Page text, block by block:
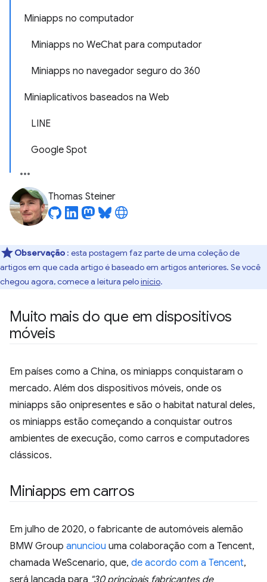
Miniapps no computador
Miniapps no WeChat para computador
Miniapps no navegador seguro do 360
Miniaplicativos baseados na Web
LINE
Google Spot
Thomas Steiner
Observação : esta postagem faz parte de uma coleção de
artigos em que cada artigo é baseado em artigos anteriores. Se você
chegou agora, comece a leitura peloinício.
Muito mais do que em dispositivos
móveis
Em países como a China, os miniapps conquistaram o
mercado. Além dos dispositivos móveis, onde os
miniapps são onipresentes e são o habitat natural deles,
os miniapps estão começando a conquistar outros
ambientes de execução, como carros e computadores
clássicos.
Miniapps em carros
Em julho de 2020, o fabricante de automóveis alemão
BMW Group anunciou uma colaboração com a Tencent,
chamada WeScenario, que, de acordo com a Tencent,
será lançada para "30 principais fabricantes de